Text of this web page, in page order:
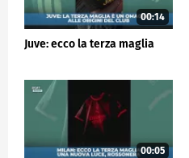
00:14
Juve: ecco la terza maglia
00:05